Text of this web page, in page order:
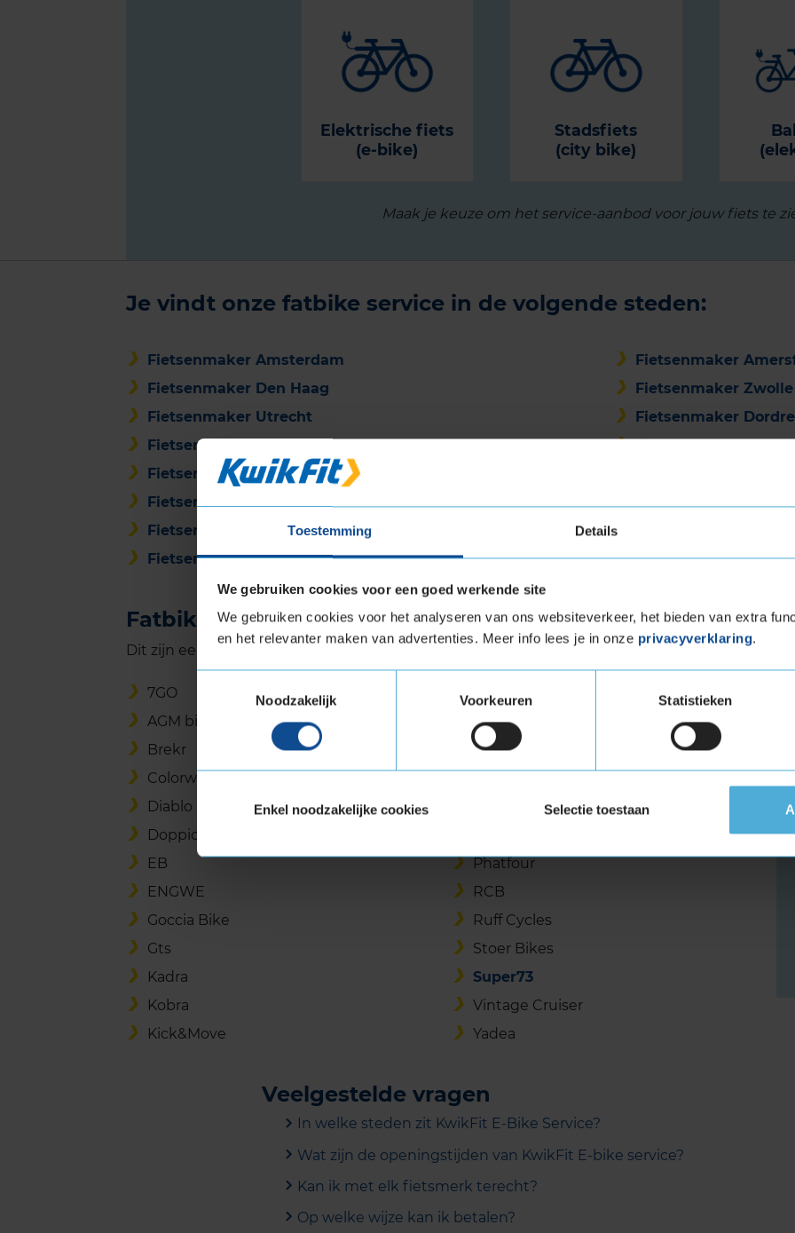
Toestemming Details
We gebruiken cookies voor een goed werkende site
We gebruiken cookies voor het analyseren van ons websiteverkeer, het bieden van extra
en het relevanter maken van advertenties. Meer info lees je in onze privacyverklaring.
Noodzakelijk
Voorkeuren Statistieken
Enkel noodzakelijke cookies Selectie toestaan
Elektrische fiets
(e-bike)
Stadsfiets
(city bike)
Maak je keuze om het service-aanbod voor jouw fiets te
Je vindt onze fatbike service in de volgende steden:
Fietsenmaker Amsterdam
Fietsenmaker Den Haag
Fietsenmaker Utrecht
Fietsenmaker Eindhoven
Fietsenmaker Tilburg
Fietsenmaker Groningen
Fietsenmaker Nijmegen
Fietsenmaker Enschede
Fietsenmaker
Fietsenmaker Zwolle
Fietsenmaker
Fietsenmaker
Fietsenmaker
Fatbike onderhoud voor alle fatbike merken
Dit zijn een aantal fietsmerken waarvoor wij onderhoud uitvoeren:
7GO
AGM bikes
Brekr
Colorway
Diablo
Doppio
EB
ENGWE
Goccia Bike
Gts
Kadra
Kobra
Kick&Move
Killerbee
Knaap
La Souris
Phatfour
RCB
Ruff Cycles
Stoer Bikes
Super73
Vintage Cruiser
Yadea
Veelgestelde vragen
In welke steden zit KwikFit E-Bike Service?
Wat zijn de openingstijden van KwikFit E-bike service?
Kan ik met elk fietsmerk terecht?
Op welke wijze kan ik betalen?